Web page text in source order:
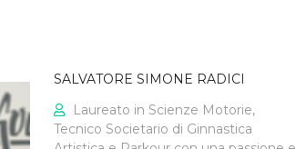
SALVATORE SIMONE RADICI
Laureato in Scienze Motorie,
Tecnico Societario di Ginnastica